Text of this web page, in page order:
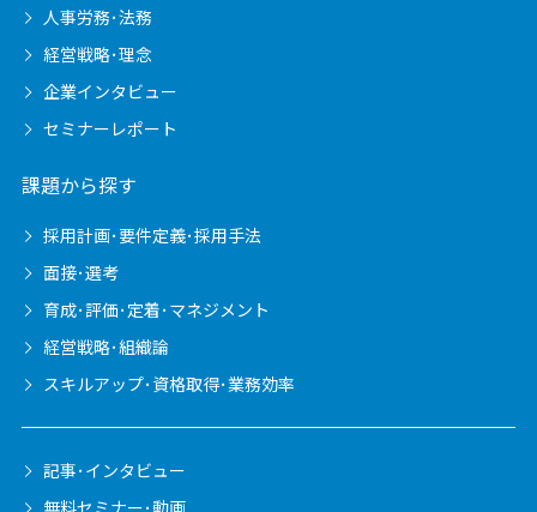
人事労務･法務
経営戦略･理念
企業インタビュー
セミナーレポート
課題から探す
採用計画･要件定義･採用手法
面接･選考
育成･評価･定着･マネジメント
経営戦略･組織論
スキルアップ･資格取得･業務効率
記事･インタビュー